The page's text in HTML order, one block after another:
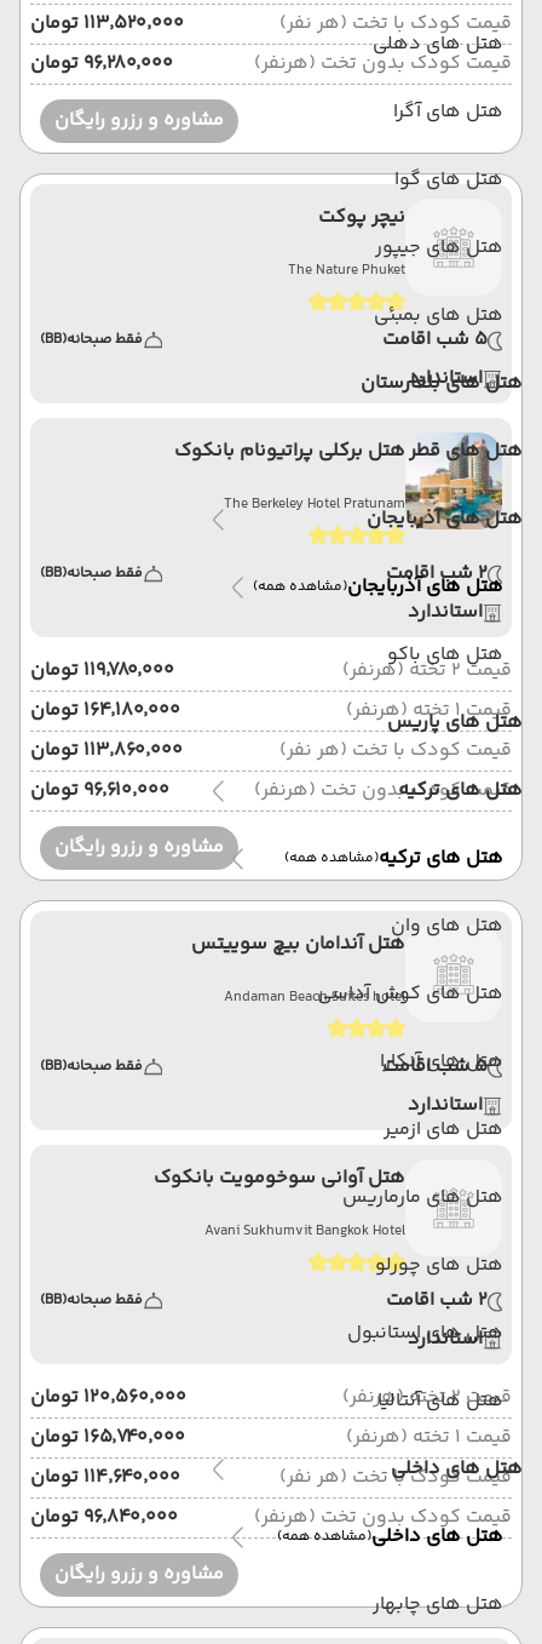
هتل های دهلی
هتل های آگرا
هتل های گوا
هتل های جیپور
هتل های بمبئی
هتل های بلغارستان
هتل های قطر
هتل های آذربایجان
هتل های آذربایجان(مشاهده همه)
هتل های باکو
هتل های پاریس
هتل های ترکیه
هتل های ترکیه(مشاهده همه)
هتل های وان
هتل های کوش آداسی
هتل های آنکارا
هتل های ازمیر
هتل های مارماریس
هتل های چورلو
هتل های استانبول
هتل های آنتالیا
هتل های داخلی
هتل های داخلی(مشاهده همه)
هتل های چابهار
قیمت کودک با تخت (هر نفر)
۱۱۳٬۵۲۰٬۰۰۰ تومان
قیمت کودک بدون تخت (هرنفر)
۹۶٬۲۸۰٬۰۰۰ تومان
مشاوره و رزرو رایگان
نیچر پوکت
The Nature Phuket
5 شب اقامت فقط صبحانه(BB)
استاندارد
هتل برکلی پراتیونام بانکوک
The Berkeley Hotel Pratunam
2 شب اقامت فقط صبحانه(BB)
استاندارد
قیمت 2 تخته (هرنفر)
۱۱۹٬۷۸۰٬۰۰۰ تومان
قیمت 1 تخته (هرنفر)
۱۶۴٬۱۸۰٬۰۰۰ تومان
قیمت کودک با تخت (هر نفر)
۱۱۳٬۸۶۰٬۰۰۰ تومان
قیمت کودک بدون تخت (هرنفر)
۹۶٬۶۱۰٬۰۰۰ تومان
مشاوره و رزرو رایگان
هتل آندامان بیچ سوییتس
Andaman Beach Suites hotel
5 شب اقامت فقط صبحانه(BB)
استاندارد
هتل آوانی سوخومویت بانکوک
Avani Sukhumvit Bangkok Hotel
2 شب اقامت فقط صبحانه(BB)
استاندارد
قیمت 2 تخته (هرنفر)
۱۲۰٬۵۶۰٬۰۰۰ تومان
قیمت 1 تخته (هرنفر)
۱۶۵٬۷۴۰٬۰۰۰ تومان
قیمت کودک با تخت (هر نفر)
۱۱۴٬۶۴۰٬۰۰۰ تومان
قیمت کودک بدون تخت (هرنفر)
۹۶٬۸۴۰٬۰۰۰ تومان
مشاوره و رزرو رایگان